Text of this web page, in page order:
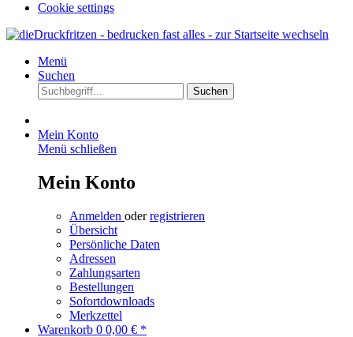
Cookie settings
Menü
Suchen
Suchen
Mein Konto
Menü schließen
Mein Konto
Anmelden oderregistrieren
Übersicht
Persönliche Daten
Adressen
Zahlungsarten
Bestellungen
Sofortdownloads
Merkzettel
Warenkorb 0 0,00 € *